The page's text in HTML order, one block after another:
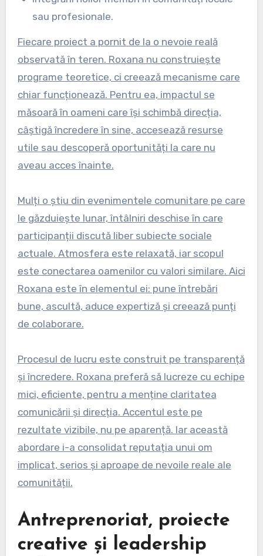
sau profesionale.
Fiecare proiect a pornit de la o nevoie reală
observată în teren. Roxana nu construiește
programe teoretice, ci creează mecanisme care
chiar funcționează. Pentru ea, impactul se
măsoară în oameni care își schimbă direcția,
câștigă încredere în sine, accesează resurse
utile sau descoperă oportunități la care nu
aveau acces înainte.
Mulți o știu din evenimentele comunitare pe care
le găzduiește lunar, întâlniri deschise în care
participanții discută liber subiecte sociale
actuale. Atmosfera este relaxată, iar scopul
este conectarea oamenilor cu valori similare. Aici
Roxana este în elementul ei: pune întrebări
bune, ascultă, aduce expertiză și creează punți
de colaborare.
Procesul de lucru este construit pe transparență
și încredere. Roxana preferă să lucreze cu echipe
mici, eficiente, pentru a menține claritatea
comunicării și direcția. Accentul este pe
rezultate vizibile, nu pe aparență. Iar această
abordare i-a consolidat reputația unui om
implicat, serios și aproape de nevoile reale ale
comunității.
Antreprenoriat, proiecte
creative și leadership